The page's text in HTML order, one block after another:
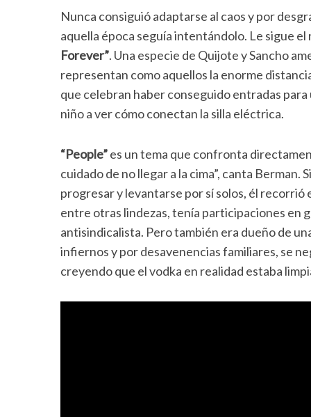
Nunca consiguió adaptarse al caos y por
aquella época seguía intentándolo. Le sigue
Forever”. Una especie de Quijote y Sancho
representan como aquellos la enorme
que celebran haber conseguido entradas
niño a ver cómo conectan la silla eléctrica.
“People”es un tema que confronta
cuidado de no llegar a la cima”, canta
progresar y levantarse por sí solos, él recorrió
entre otras lindezas, tenía participaciones en
antisindicalista. Pero también era dueño de
infiernos y por desavenencias familiares, se
creyendo que el vodka en realidad estaba